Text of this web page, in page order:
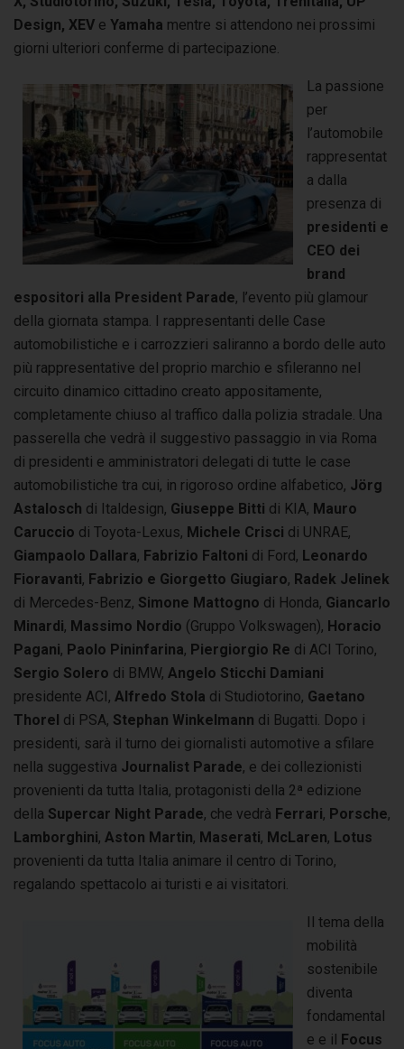
Design, XEV e Yamaha mentre si attendono nei prossimi
giorni ulteriori conferme di partecipazione.
La passione
per
l’automobile
rappresentat
a dalla
presenza di
presidenti e
CEO dei
brand
espositori alla President Parade, l’evento più glamour
della giornata stampa. I rappresentanti delle Case
automobilistiche e i carrozzieri saliranno a bordo delle auto
più rappresentative del proprio marchio e sfileranno nel
circuito dinamico cittadino creato appositamente,
completamente chiuso al traffico dalla polizia stradale. Una
passerella che vedrà il suggestivo passaggio in via Roma
di presidenti e amministratori delegati di tutte le case
automobilistiche tra cui, in rigoroso ordine alfabetico, Jörg
Astalosch di Italdesign, Giuseppe Bitti di KIA, Mauro
Caruccio di Toyota-Lexus, Michele Crisci di UNRAE,
Giampaolo Dallara, Fabrizio Faltoni di Ford, Leonardo
Fioravanti, Fabrizio e Giorgetto Giugiaro, Radek Jelinek
di Mercedes-Benz, Simone Mattogno di Honda, Giancarlo
Minardi, Massimo Nordio (Gruppo Volkswagen), Horacio
Pagani, Paolo Pininfarina, Piergiorgio Re di ACI Torino,
Sergio Solero di BMW, Angelo Sticchi Damiani
presidente ACI, Alfredo Stola di Studiotorino, Gaetano
Thorel di PSA, Stephan Winkelmann di Bugatti. Dopo i
presidenti, sarà il turno dei giornalisti automotive a sfilare
nella suggestiva Journalist Parade, e dei collezionisti
provenienti da tutta Italia, protagonisti della 2ª edizione
della Supercar Night Parade, che vedrà Ferrari, Porsche,
Lamborghini, Aston Martin, Maserati, McLaren, Lotus
provenienti da tutta Italia animare il centro di Torino,
regalando spettacolo ai turisti e ai visitatori.
Il tema della
mobilità
sostenibile
diventa
fondamental
e e il Focus